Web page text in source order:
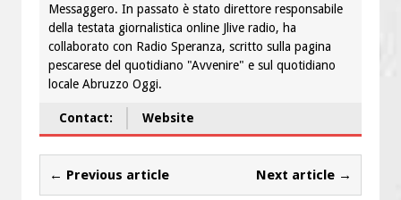
Messaggero. In passato è stato direttore responsabile
della testata giornalistica online Jlive radio, ha
collaborato con Radio Speranza, scritto sulla pagina
pescarese del quotidiano "Avvenire" e sul quotidiano
locale Abruzzo Oggi.
Contact: Website
← Previous article Next article →